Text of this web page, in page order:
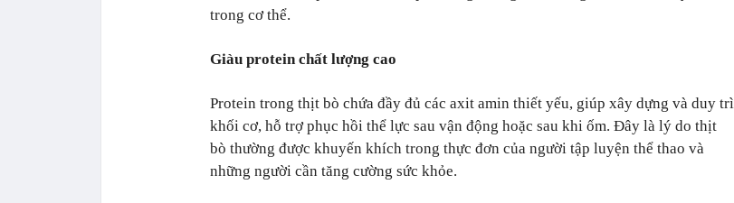
trong cơ thể.
Giàu protein chất lượng cao
Protein trong thịt bò chứa đầy đủ các axit amin thiết yếu, giúp xây dựng và duy trì
khối cơ, hỗ trợ phục hồi thể lực sau vận động hoặc sau khi ốm. Đây là lý do thịt
bò thường được khuyến khích trong thực đơn của người tập luyện thể thao và
những người cần tăng cường sức khỏe.